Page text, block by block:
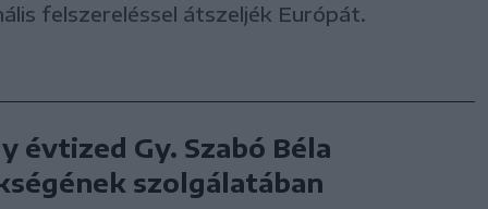
felszereléssel átszeljék Európát.
évtized Gy. Szabó Béla
szolgálatában